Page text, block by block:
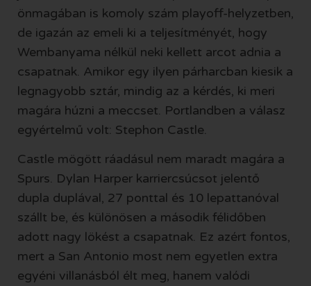
önmagában is komoly szám playoff-helyzetben,
de igazán az emeli ki a teljesítményét, hogy
Wembanyama nélkül neki kellett arcot adnia a
csapatnak. Amikor egy ilyen párharcban kiesik a
legnagyobb sztár, mindig az a kérdés, ki meri
magára húzni a meccset. Portlandben a válasz
egyértelmű volt: Stephon Castle.
Castle mögött ráadásul nem maradt magára a
Spurs. Dylan Harper karriercsúcsot jelentő
dupla duplával, 27 ponttal és 10 lepattanóval
szállt be, és különösen a második félidőben
adott nagy lökést a csapatnak. Ez azért fontos,
mert a San Antonio most nem egyetlen extra
egyéni villanásból élt meg, hanem valódi